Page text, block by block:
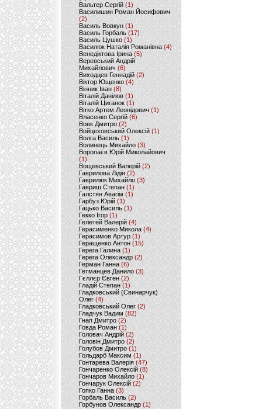
Вальтер Сергій (1)
Василишин Роман Йосифович
(2)
Василь Вовкун (1)
Василь Горбаль (17)
Василь Цушко (1)
Василюк Наталія Романівна (4)
Венедіктова Ірина(5)
Веревський Андрій
Михайлович (6)
Виходцев Геннадій (2)
Віктор Ющенко (4)
Вінник Іван (8)
Віталій Данілов (1)
Віталій Циганок (1)
Вітко Артем Леонідович(1)
Власенко Сергій (6)
Вовк Дмитро(2)
Войцеховський Олексій(1)
Волга Василь (1)
Волинець Михайло (3)
Воропаєв Юрій Миколайович
(1)
Вощевський Валерій(2)
Гаврилова Лідія (2)
Гаврилюк Михайло (3)
Гавриш Степан (1)
Галстян Авагім (1)
Гарбуз Юрій (1)
Гацько Василь (1)
Гекко Ігор(1)
Гелетей Валерій (4)
Герасименко Микола (4)
Герасимов Артур (1)
Геращенко Антон(15)
Герега Галина (1)
Герега Олександр (2)
Герман Ганна (6)
Гетманцев Данило (3)
Гєллєр Євген (2)
Гладій Степан(1)
Гладковський (Свинарчук)
Олег (4)
Гладковський Олег (2)
Гладчук Вадим (82)
Гнап Дмитро (2)
Говда Роман(1)
Головач Андрій (2)
Головін Дмитро (2)
Голубов Дмитро (1)
Гольдарб Максим(1)
Гонтарева Валерія (47)
Гончаренко Олексій(8)
Гончаров Михайло (1)
Гончарук Олексій (2)
Гопко Ганна (3)
Горбаль Василь (2)
Горбунов Олександр (1)